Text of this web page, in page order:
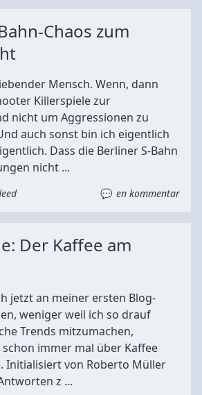
Chaos zum
Mensch. Wenn, dann
Killerspiele zur
nicht um Aggressionen zu
auch sonst bin ich eigentlich
Dass die Berliner S-Bahn
nicht ...
en kommentar
Der Kaffee am
jetzt an meiner ersten Blog-
weniger weil ich so drauf
Trends mitzumachen,
immer mal über Kaffee
Initialisiert von Roberto Müller
z ...